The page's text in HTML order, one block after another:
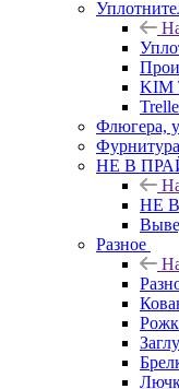
KIM
Флюгера,
НЕ В
НЕ
Разное